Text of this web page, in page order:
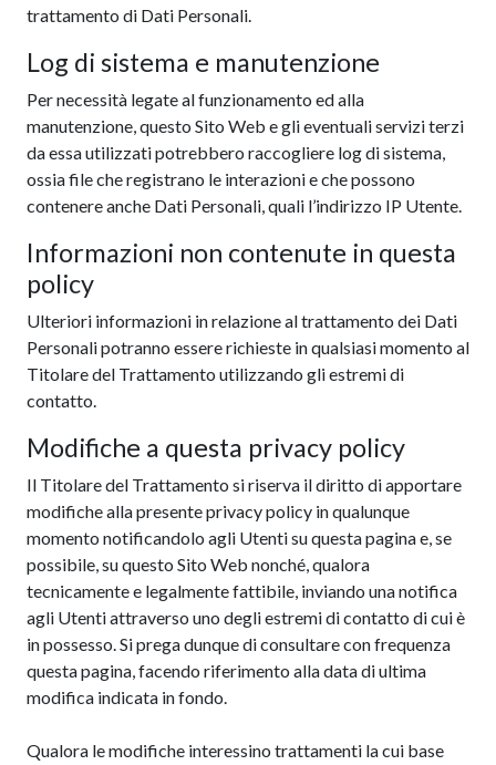
trattamento di Dati Personali.
Log di sistema e manutenzione
Per necessità legate al funzionamento ed alla
manutenzione, questo Sito Web e gli eventuali servizi terzi
da essa utilizzati potrebbero raccogliere log di sistema,
ossia file che registrano le interazioni e che possono
contenere anche Dati Personali, quali l’indirizzo IP Utente.
Informazioni non contenute in questa
policy
Ulteriori informazioni in relazione al trattamento dei Dati
Personali potranno essere richieste in qualsiasi momento al
Titolare del Trattamento utilizzando gli estremi di
contatto.
Modifiche a questa privacy policy
Il Titolare del Trattamento si riserva il diritto di apportare
modifiche alla presente privacy policy in qualunque
momento notificandolo agli Utenti su questa pagina e, se
possibile, su questo Sito Web nonché, qualora
tecnicamente e legalmente fattibile, inviando una notifica
agli Utenti attraverso uno degli estremi di contatto di cui è
in possesso. Si prega dunque di consultare con frequenza
questa pagina, facendo riferimento alla data di ultima
modifica indicata in fondo.
Qualora le modifiche interessino trattamenti la cui base